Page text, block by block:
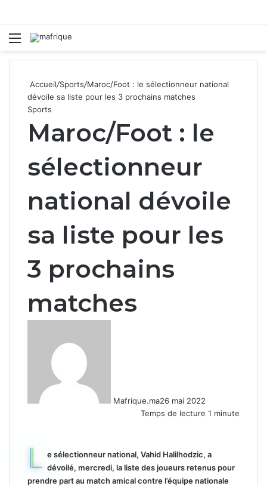
Menu
Accueil/Sports/Maroc/Foot : le sélectionneur national
dévoile sa liste pour les 3 prochains matches
Sports
Maroc/Foot : le
sélectionneur
national dévoile
sa liste pour les
3 prochains
matches
Mafrique.ma26 mai 2022
Temps de lecture 1 minute
L e sélectionneur national, Vahid Halilhodzic, a
dévoilé, mercredi, la liste des joueurs retenus pour
prendre part au match amical contre l’équipe nationale